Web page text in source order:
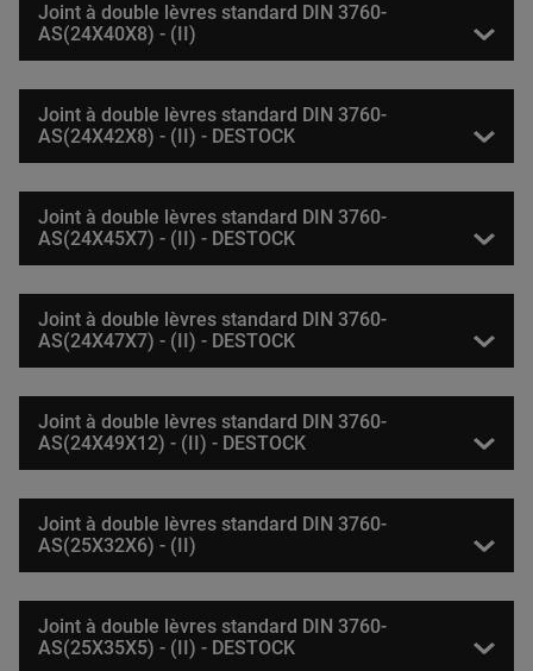
Joint à double lèvres standard DIN 3760-
AS(24X40X8) - (II)
Joint à double lèvres standard DIN 3760-
AS(24X42X8) - (II) - DESTOCK
Joint à double lèvres standard DIN 3760-
AS(24X45X7) - (II) - DESTOCK
Joint à double lèvres standard DIN 3760-
AS(24X47X7) - (II) - DESTOCK
Joint à double lèvres standard DIN 3760-
AS(24X49X12) - (II) - DESTOCK
Joint à double lèvres standard DIN 3760-
AS(25X32X6) - (II)
Joint à double lèvres standard DIN 3760-
AS(25X35X5) - (II) - DESTOCK